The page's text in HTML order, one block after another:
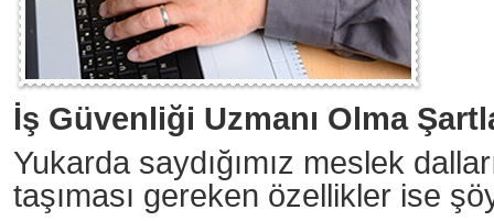
İş Güvenliği Uzmanı Olma
Yukarda saydığımız meslek
taşıması gereken özellikler ise